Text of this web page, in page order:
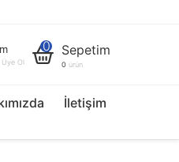
Üye Ol
0 Sepetim
0 ürün
İletişim